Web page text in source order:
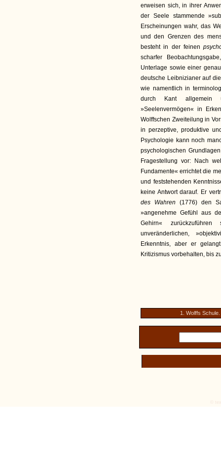
erweisen sich, in ihrer
der Seele stammende
Erscheinungen wahr, das
und den Grenzen des
besteht in der feinen
scharfer
Unterlage sowie einer
deutsche Leibnizianer auf
wie namentlich in
durch Kant allgemein
»Seelenvermögen« in
Wolffschen Zweiteilung in
in perzeptive, produktive
Psychologie kann noch
psychologischen
Fragestellung vor: Nach
Fundamente« errichtet die
und feststehenden
keine Antwort darauf. Er
des Wahren(1776) den
»angenehme Gefühl aus
Gehirn«
unveränderlichen,
Erkenntnis, aber er
Kritizismus vorbehalten, bis
1. Wolffs Schule.